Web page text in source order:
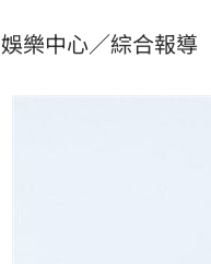
「這餐飲集團」擺脫陰
台股暴跌誰最能扛 高
Q2獲利年增221% 愛
宏福苑大火調查出爐！
娛樂中心／綜合報導